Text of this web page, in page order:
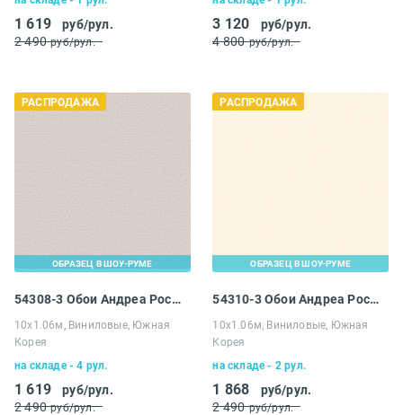
1 619
руб/рул.
2 490 руб/рул.
3 120
руб/рул.
4 800 руб/рул.
РАСПРОДАЖА
ОБРАЗЕЦ В ШОУ-РУМЕ
54308-3 Обои Андреа Росси Галлинара
10х1.06м, Виниловые, Южная
Корея
на складе - 4 рул.
1 619
руб/рул.
2 490 руб/рул.
РАСПРОДАЖА
ОБРАЗЕЦ В ШОУ-РУМЕ
54310-3 Обои Андреа Росси Галлинара
10х1.06м, Виниловые, Южная
Корея
на складе - 2 рул.
1 868
руб/рул.
2 490 руб/рул.